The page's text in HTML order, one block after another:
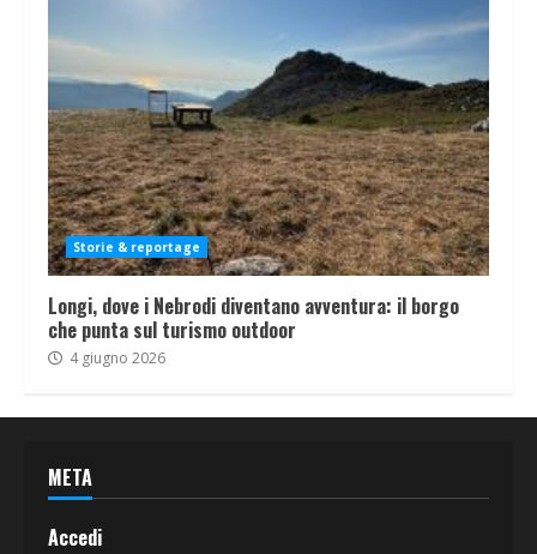
Storie & reportage
Longi, dove i Nebrodi diventano avventura: il borgo
che punta sul turismo outdoor
4 giugno 2026
META
Accedi